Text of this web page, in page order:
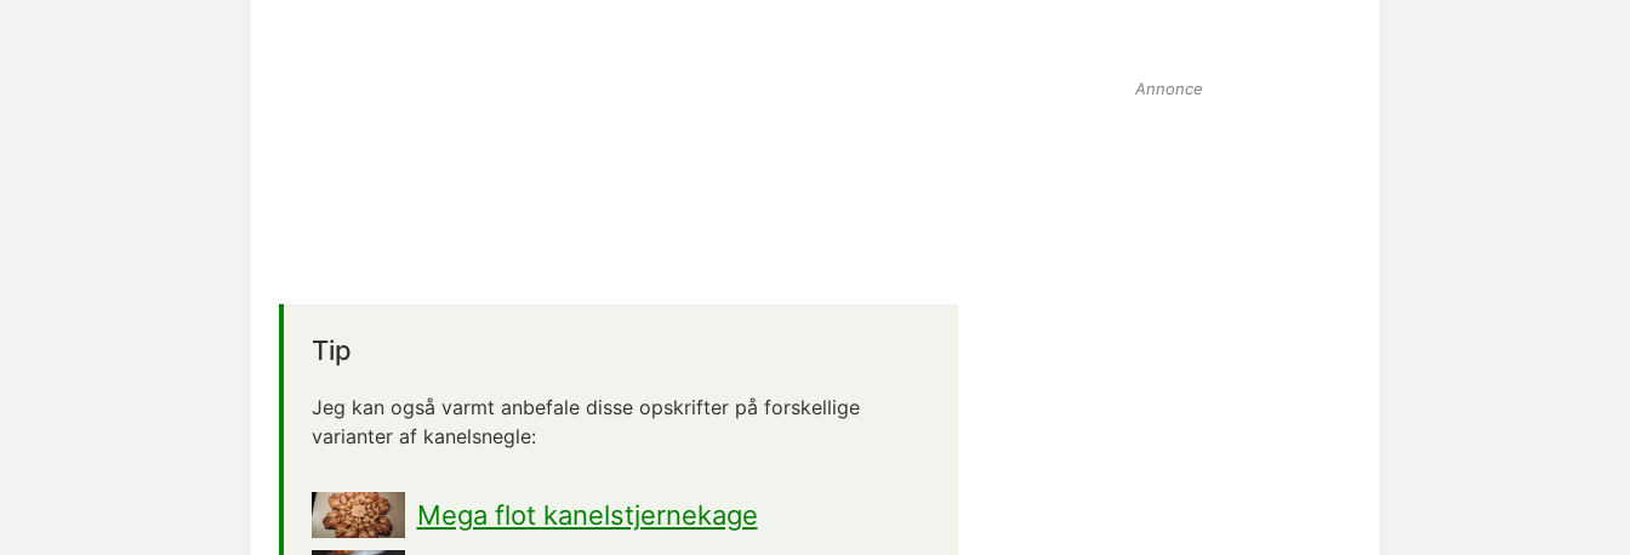
Tip
Jeg kan også varmt anbefale disse opskrifter på forskellige
varianter af kanelsnegle:
Mega flot kanelstjernekage
Annonce